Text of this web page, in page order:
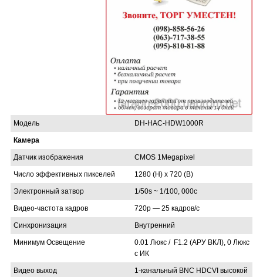
Модель DH-HAC-HDW1000R
Камера
Датчик изображения CMOS 1Megapixel
Число эффективных пикселей 1280 (H) x 720 (В)
Электронный затвор 1/50s ~ 1/100, 000с
Видео-частота кадров 720p ― 25 кадров/с
Синхронизация Внутренний
Минимум Освещение
0.01 Люкс / F1.2 (АРУ ВКЛ), 0 Люкс
с ИК
Видео выход
1-канальный BNC HDCVI высокой